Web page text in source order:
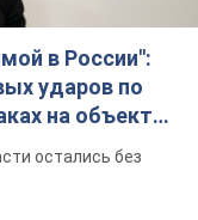
в России":
ударов по
на объекты
остались без